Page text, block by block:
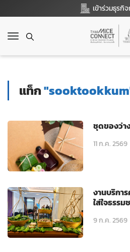
เข้าร่วมธุรกิ
T
g
v
t
o
n
แท็ก
ชุดของว่า
11 ก.ค. 2569
งานบริกา
ใส่ใจธรรม
9 ก.ค. 2569